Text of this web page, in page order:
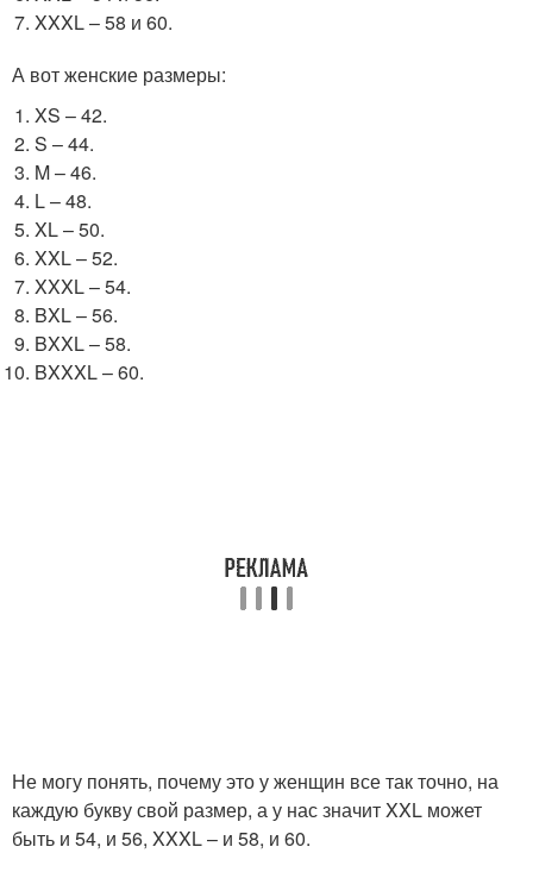
XXXL – 58 и 60.
А вот женские размеры:
XS – 42.
S – 44.
M – 46.
L – 48.
XL – 50.
XXL – 52.
XXXL – 54.
BXL – 56.
BXXL – 58.
BXXXL – 60.
Не могу понять, почему это у женщин все так точно, на
каждую букву свой размер, а у нас значит XXL может
быть и 54, и 56, XXXL – и 58, и 60.